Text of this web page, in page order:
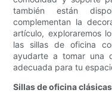
también están
complementan la
artículo, exploraremos
las sillas de oficina
ayudarte a tomar una
adecuada para tu
Sillas de oficina